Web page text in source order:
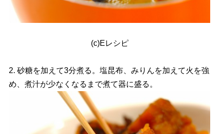
(c)Eレシピ
2. 砂糖を加えて3分煮る。塩昆布、みりんを加えて火を強
め、煮汁が少なくなるまで煮て器に盛る。